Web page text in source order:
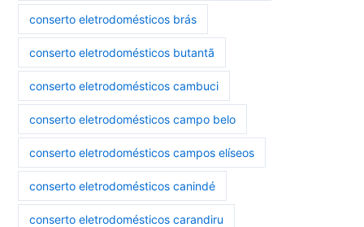
conserto eletrodomésticos brás
conserto eletrodomésticos butantã
conserto eletrodomésticos cambuci
conserto eletrodomésticos campo belo
conserto eletrodomésticos campos elíseos
conserto eletrodomésticos canindé
conserto eletrodomésticos carandiru